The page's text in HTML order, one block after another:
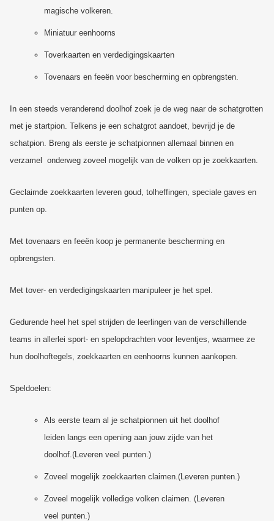
magische volkeren.
Miniatuur eenhoorns
Toverkaarten en verdedigingskaarten
Tovenaars en feeën voor bescherming en opbrengsten.
In een steeds veranderend doolhof zoek je de weg naar de schatgrotten
met je startpion. Telkens je een schatgrot aandoet, bevrijd je de
schatpion. Breng als eerste je schatpionnen allemaal binnen en
verzamel onderweg zoveel mogelijk van de volken op je zoekkaarten.
Geclaimde zoekkaarten leveren goud, tolheffingen, speciale gaves en
punten op.
Met tovenaars en feeën koop je permanente bescherming en
opbrengsten.
Met tover- en verdedigingskaarten manipuleer je het spel.
Gedurende heel het spel strijden de leerlingen van de verschillende
teams in allerlei sport- en spelopdrachten voor leventjes, waarmee ze
hun doolhoftegels, zoekkaarten en eenhoorns kunnen aankopen.
Speldoelen:
Als eerste team al je schatpionnen uit het doolhof
leiden langs een opening aan jouw zijde van het
doolhof.(Leveren veel punten.)
Zoveel mogelijk zoekkaarten claimen.(Leveren punten.)
Zoveel mogelijk volledige volken claimen. (Leveren
veel punten.)